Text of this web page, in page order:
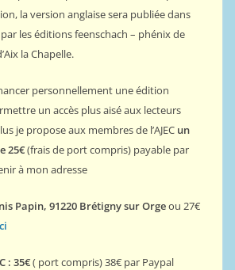
la version anglaise sera publiée dans
les éditions feenschach – phénix de
la Chapelle.
personnellement une édition
un accès plus aisé aux lecteurs
je propose aux membres de l’AJEC un
25€(frais de port compris) payable par
à mon adresse
Papin, 91220 Brétigny sur Orgeou 27€
: 35€( port compris) 38€ par Paypal